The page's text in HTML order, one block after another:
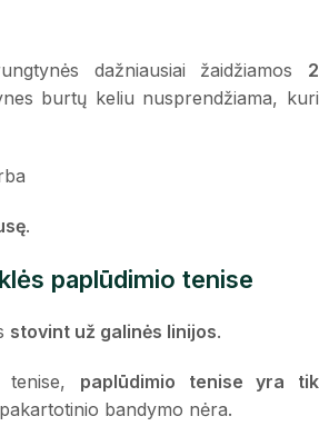
dažniausiai žaidžiamos 2
burtų keliu nusprendžiama, kuri
.
paplūdimio tenise
stovint už galinės linijos.
tenise, paplūdimio tenise yra tik
bandymo nėra.